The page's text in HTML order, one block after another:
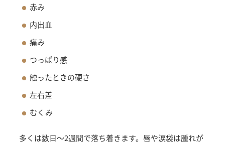
赤み
内出血
痛み
つっぱり感
触ったときの硬さ
左右差
むくみ
多くは数日〜2週間で落ち着きます。唇や涙袋は腫れが